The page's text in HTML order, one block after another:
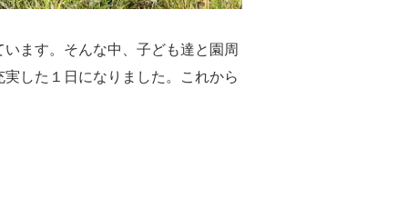
ます。そんな中、子ども達と園周
した１日になりました。これから